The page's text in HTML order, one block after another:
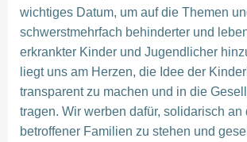
wichtiges Datum, um auf die Themen
schwerstmehrfach behinderter und
erkrankter Kinder und Jugendlicher
liegt uns am Herzen, die Idee der
transparent zu machen und in die
tragen. Wir werben dafür, solidarisch an
betroffener Familien zu stehen und